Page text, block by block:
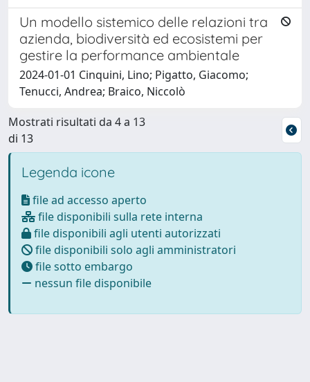
Un modello sistemico delle relazioni tra
azienda, biodiversità ed ecosistemi per
gestire la performance ambientale
2024-01-01 Cinquini, Lino; Pigatto, Giacomo;
Tenucci, Andrea; Braico, Niccolò
Mostrati risultati da 4 a 13
di 13
Legenda icone
file ad accesso aperto
file disponibili sulla rete interna
file disponibili agli utenti autorizzati
file disponibili solo agli amministratori
file sotto embargo
nessun file disponibile